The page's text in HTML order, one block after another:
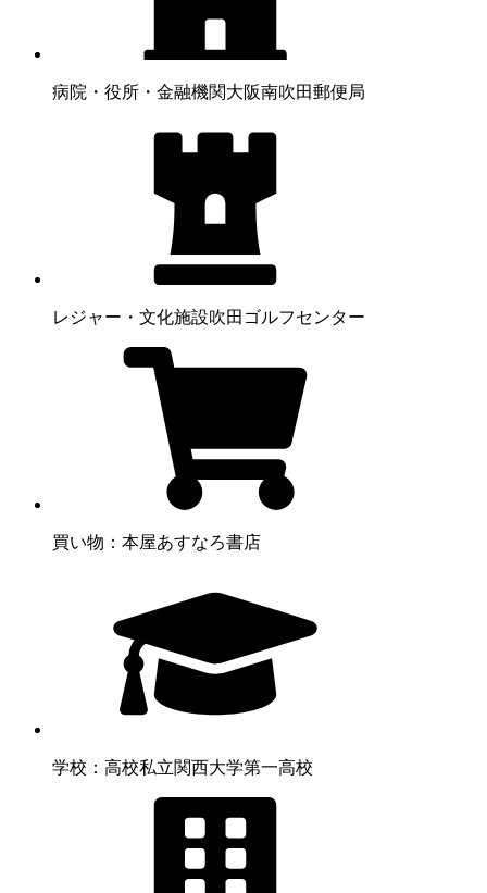
病院・役所・金融機関大阪南吹田郵便局
レジャー・文化施設吹田ゴルフセンター
買い物：本屋あすなろ書店
学校：高校私立関西大学第一高校